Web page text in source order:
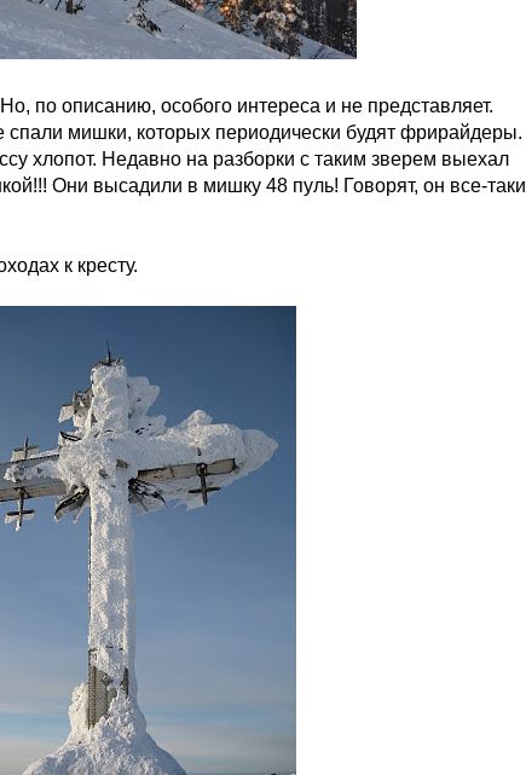
по описанию, особого интереса и не представляет.
спали мишки, которых периодически будят фрирайдеры.
хлопот. Недавно на разборки с таким зверем выехал
Они высадили в мишку 48 пуль! Говорят, он все-таки
к кресту.